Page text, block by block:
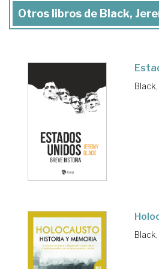
Otros libros de Black,